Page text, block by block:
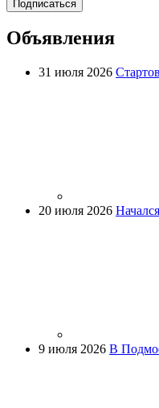
Подписаться
Объявления
31 июля 2026
20 июля 2026
9 июля 2026 В